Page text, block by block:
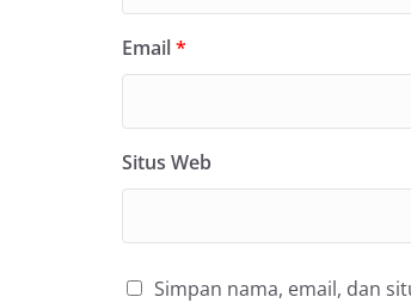
Email*
Situs Web
Simpan nama, email, dan